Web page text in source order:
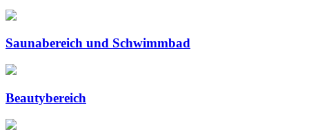
Saunabereich und Schwimmbad
Beautybereich